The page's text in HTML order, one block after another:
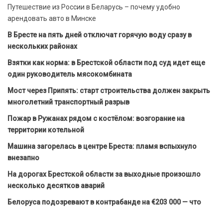
Путешествие из России в Беларусь – почему удобно
арендовать авто в Минске
В Бресте на пять дней отключат горячую воду сразу в
нескольких районах
Взятки как норма: в Брестской области под суд идет еще
один руководитель мясокомбината
Мост через Припять: старт строительства должен закрыть
многолетний транспортный разрыв
Пожар в Ружанах рядом с костёлом: возгорание на
территории котельной
Машина загорелась в центре Бреста: пламя вспыхнуло
внезапно
На дорогах Брестской области за выходные произошло
несколько десятков аварий
Белоруса подозревают в контрабанде на €203 000 — что